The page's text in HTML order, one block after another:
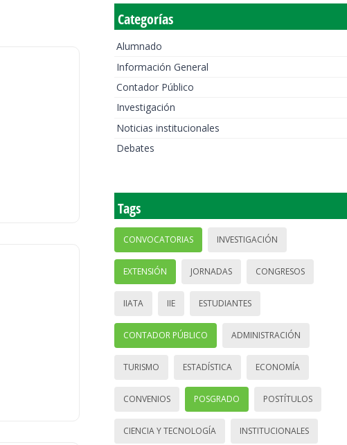
Categorías
Alumnado
Información General
Contador Público
Investigación
Noticias institucionales
Debates
Tags
CONVOCATORIAS INVESTIGACIÓN
EXTENSIÓN JORNADAS CONGRESOS
IIATA IIE ESTUDIANTES
CONTADOR PÚBLICO ADMINISTRACIÓN
TURISMO ESTADÍSTICA ECONOMÍA
CONVENIOS POSGRADO POSTÍTULOS
CIENCIA Y TECNOLOGÍA INSTITUCIONALES